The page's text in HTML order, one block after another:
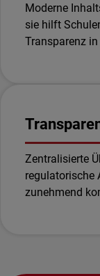
Moderne
sie hilft
Transparenz
Zentralisierte
regulatorische
zunehmend